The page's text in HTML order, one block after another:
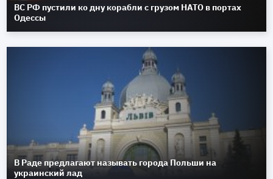
ВС РФ пустили ко дну корабли с грузом НАТО в портах
Одессы
В Раде предлагают называть города Польши на
украинский лад